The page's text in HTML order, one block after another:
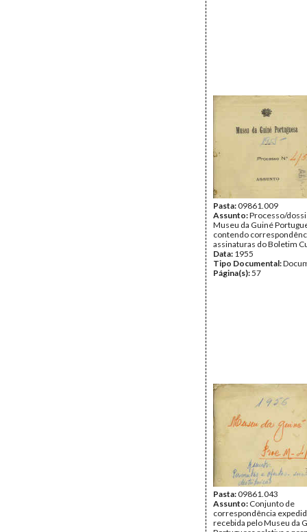
Pasta:09861.009
Assunto:Processo/
Museu da Guiné
contendo
assinaturas do Boletim
Data: 1955
Tipo Documental:
Página(s):57
Pasta:09861.043
Assunto: Conjunto de
correspondência
recebida pelo Museu da